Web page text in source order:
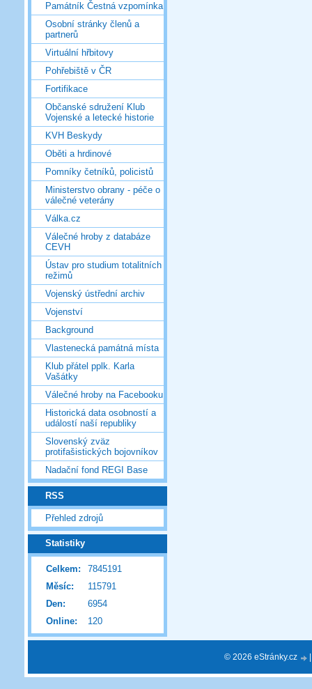
Památník Čestná vzpomínka
Osobní stránky členů a
partnerů
Virtuální hřbitovy
Pohřebiště v ČR
Fortifikace
Občanské sdružení Klub
Vojenské a letecké historie
KVH Beskydy
Oběti a hrdinové
Pomníky četníků, policistů
Ministerstvo obrany - péče o
válečné veterány
Válka.cz
Válečné hroby z databáze
CEVH
Ústav pro studium totalitních
režimů
Vojenský ústřední archiv
Vojenství
Background
Vlastenecká památná místa
Klub přátel pplk. Karla
Vašátky
Válečné hroby na Facebooku
Historická data osobností a
událostí naší republiky
Slovenský zväz
protifašistických bojovníkov
Nadační fond REGI Base
RSS
Přehled zdrojů
Statistiky
Online: 120
Celkem:
7845191
Měsíc:
115791
Den:
6954
© 2026 eStránky.cz